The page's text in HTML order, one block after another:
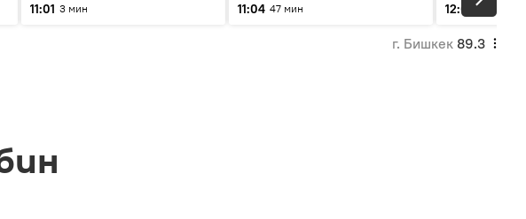
11:01 3 мин
этапка жетти?
11:04 47 мин
12:01
3 мин
г. Бишкек 89.3